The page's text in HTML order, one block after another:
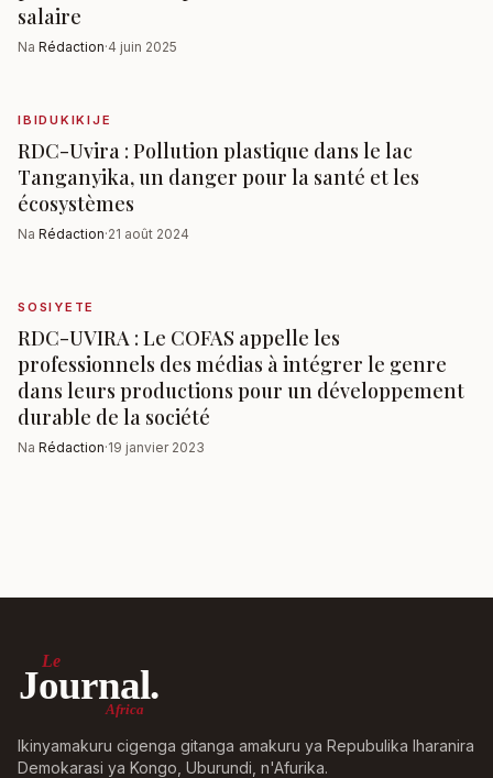
salaire
Na Rédaction·4 juin 2025
IBIDUKIKIJE
RDC-Uvira : Pollution plastique dans le lac
Tanganyika, un danger pour la santé et les
écosystèmes
Na Rédaction·21 août 2024
SOSIYETE
RDC-UVIRA : Le COFAS appelle les
professionnels des médias à intégrer le genre
dans leurs productions pour un développement
durable de la société
Na Rédaction·19 janvier 2023
Le
Journal.
Africa
Ikinyamakuru cigenga gitanga amakuru ya Repubulika Iharanira
Demokarasi ya Kongo, Uburundi, n'Afurika.